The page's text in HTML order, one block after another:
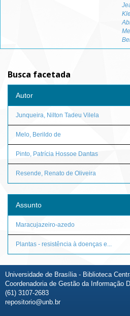
Busca facetada
Autor
Junqueira, Nilton Tadeu Vilela
Melo, Berildo de
Pinto, Patrícia Hossoe Dantas
Resende, Renato de Oliveira
Assunto
Maracujazeiro-azedo
Plantas - resistência à doenças e...
Universidade de Brasília - Biblioteca
Coordenadoria de Gestão da Informação
(61) 3107-2683
repositorio@unb.br